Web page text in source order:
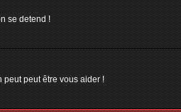
se detend !
peut peut être vous aider !